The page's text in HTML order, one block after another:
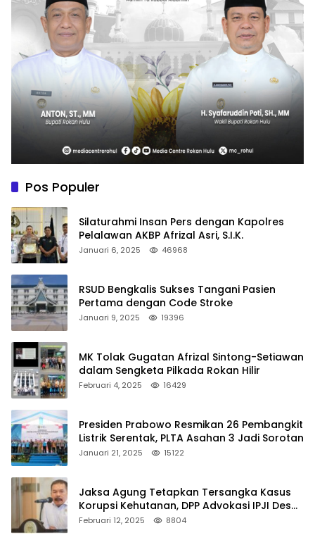
Pos Populer
Silaturahmi Insan Pers dengan Kapolres
Pelalawan AKBP Afrizal Asri, S.I.K.
Januari 6, 2025 46968
RSUD Bengkalis Sukses Tangani Pasien
Pertama dengan Code Stroke
Januari 9, 2025 19396
MK Tolak Gugatan Afrizal Sintong-Setiawan
dalam Sengketa Pilkada Rokan Hilir
Februari 4, 2025 16429
Presiden Prabowo Resmikan 26 Pembangkit
Listrik Serentak, PLTA Asahan 3 Jadi Sorotan
Januari 21, 2025 15122
Jaksa Agung Tetapkan Tersangka Kasus
Korupsi Kehutanan, DPP Advokasi IPJI Desak
Pengusutan Pajak RAPP
Februari 12, 2025 8804